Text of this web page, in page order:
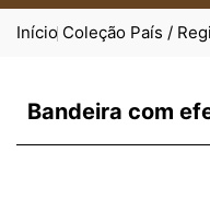
Início Coleção País /
Bandeira com